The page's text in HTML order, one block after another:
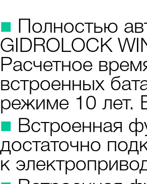
■ Полностью
GIDROLOCK
Расчетное
встроенных
режиме 10 лет.
■ Встроенная
достаточно
к